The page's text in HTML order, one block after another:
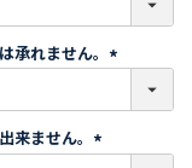
必
)
承れません。
必
)
来ません。